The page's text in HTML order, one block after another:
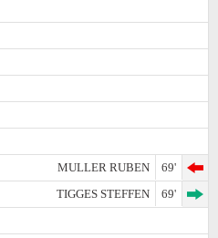
MULLER RUBEN
69'
TIGGES STEFFEN
69'